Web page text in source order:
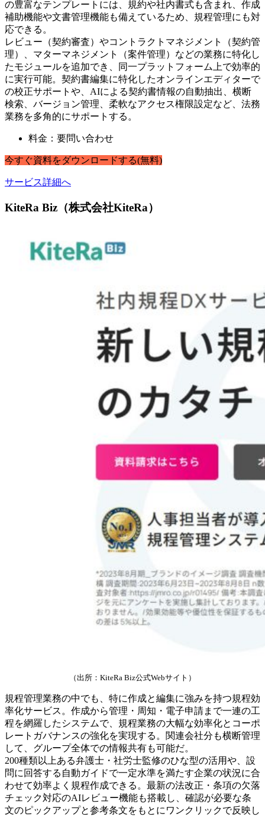
の豊富なテンプレートには、規約や社内書式も含まれ、作成
補助機能や文書管理機能も備えているため、規程管理にも対
応できる。
レビュー（契約審査）やコントラクトマネジメント（契約管
理）、マターマネジメント（案件管理）などの業務に特化し
たモジュールを追加でき、同一プラットフォーム上で効率的
に実行可能。契約書編集に特化したオンラインエディターで
の校正サポートや、AIによる契約書情報の自動抽出、横断
検索、バージョン管理、柔軟なアクセス権限設定など、法務
業務を多角的にサポートする。
料金：要問い合わせ
今すぐ資料をダウンロードする(無料)
サービス詳細へ
KiteRa Biz（株式会社KiteRa）
（出所：KiteRa Biz公式Webサイト）
規程管理業務の中でも、特に作成と編集に強みを持つ規程効
率化サービス。作成から管理・周知・電子申請まで一連の工
程を網羅したシステムで、規程業務の大幅な効率化とコーポ
レートガバナンスの強化を実現する。関連会社分も横断管理
して、グループ全体での情報共有も可能だ。
200種類以上ある弁護士・社労士監修のひな型の活用や、設
問に回答する自動ガイドで一定水準を満たす企業の状況に合
わせて効率よく規程作成できる。最新の法改正・条項の欠落
チェック対応のAIレビュー機能も搭載し、確認が必要な条
文のピックアップと参考条文をもとにワンクリックで反映し